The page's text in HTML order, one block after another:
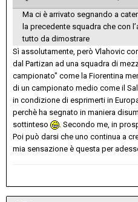
Ma ci è arrivato segnando a
la precedente squadra che con
tutto da dimostrare
Sì assolutamente, però Vlahovic
dal Partizan ad una squadra di
campionato" come la Fiorentina
di un campionato medio come il
in condizione di esprimerti in
perchè ha segnato in maniera
sottinteso
. Secondo me, in
Poi può darsi che uno continua a
mia sensazione è questa per